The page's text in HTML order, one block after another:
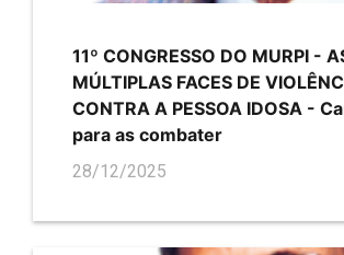
11º CONGRESSO DO MURPI -
MÚLTIPLAS FACES DE
CONTRA A PESSOA IDOSA -
para as combater
28/12/2025